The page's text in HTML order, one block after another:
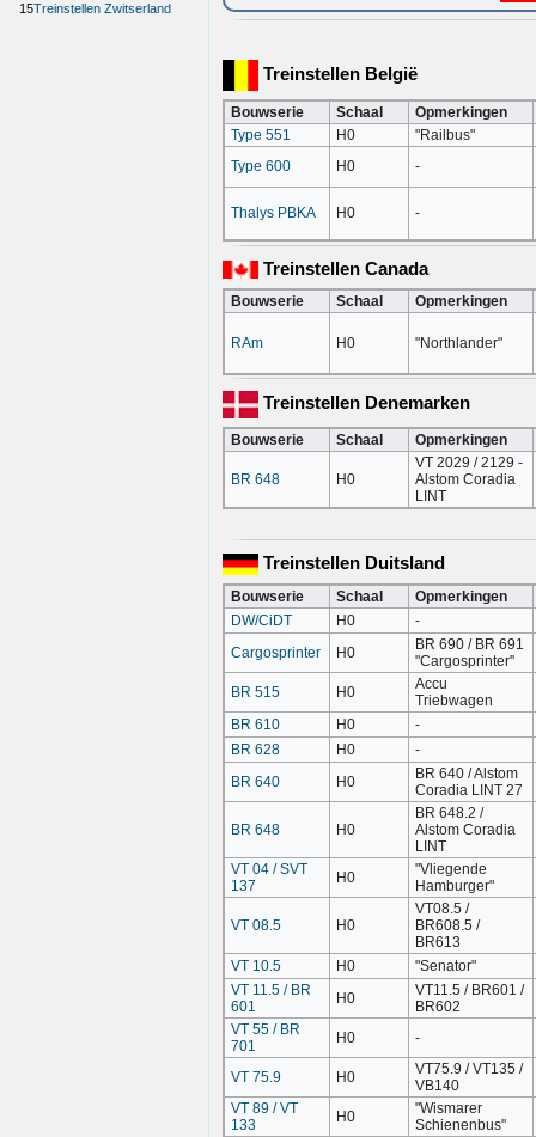
15Treinstellen Zwitserland
Treinstellen België
Bouwserie Schaal
Opmerkingen
Type 551
H0
"Railbus"
Type 600
H0 -
Thalys PBKA H0 -
Treinstellen Canada
Bouwserie Schaal Opmerkingen
RAm H0 "Northlander"
Treinstellen Denemarken
Bouwserie Schaal Opmerkingen
BR 648 H0
VT 2029 / 2129 -
Alstom Coradia
LINT
Treinstellen Duitsland
Bouwserie Schaal
Opmerkingen
DW/CiDT
H0
-
Cargosprinter
H0
BR 690 / BR 691
"Cargosprinter"
BR 515
H0
Accu
Triebwagen
BR 610
H0
-
BR 628
H0
-
BR 640
H0
BR 640 / Alstom
Coradia LINT 27
BR 648 H0
BR 648.2 /
Alstom Coradia
LINT
VT 04 / SVT
137
H0
"Vliegende
Hamburger"
VT 08.5 H0
VT08.5 /
BR608.5 /
BR613
VT 10.5
H0
"Senator"
VT 11.5 / BR
601
H0
VT11.5 / BR601 /
BR602
VT 55 / BR
701
H0 -
VT 75.9 H0
VT75.9 / VT135 /
VB140
VT 89 / VT
133
H0
"Wismarer
Schienenbus"